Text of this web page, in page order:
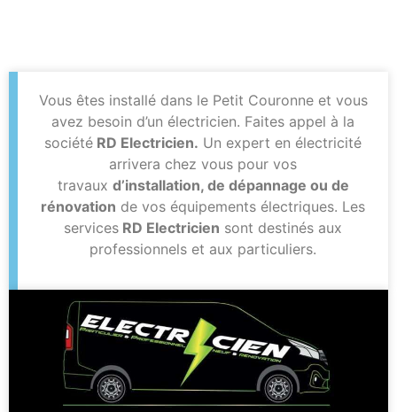
Vous êtes installé dans le Petit Couronne et vous
avez besoin d’un électricien. Faites appel à la
société RD Electricien. Un expert en électricité
arrivera chez vous pour vos
travaux d’installation, de dépannage ou de
rénovation de vos équipements électriques. Les
services RD Electricien sont destinés aux
professionnels et aux particuliers.